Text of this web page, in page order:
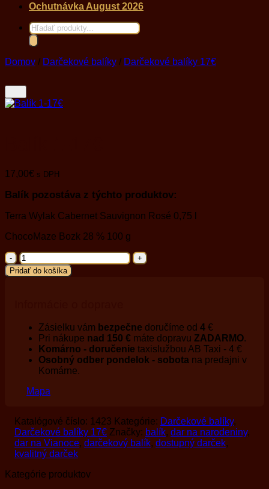
Ochutnávka August 2026
Products
search
Domov / Darčekové balíky / Darčekové balíky 17€
17,00€ s DPH
Balík pozostáva z týchto produktov:
Terra Wylak Cabernet Sauvignon Rosé 0,75 l
ChocoMaze Bozk 28 % 100 g
množstvo
Balík
1-
Pridať do košíka
Zásielku vám bezpečne doručíme od 4 €
Pri nákupe nad 150 € máte dopravu ZADARMO.
Komárno - doručenie taxislužbou AB Taxi - 4 €
Osobný odber pondelok - sobota na predajni v
Komárne.
Mapa
Katalógové číslo: 1423 Kategórie: Darčekové balíky,
Darčekové balíky 17€ Značky: balík, dar na narodeniny,
dar na Vianoce, darčekový balík, dostupný darček,
kvalitný darček
Kategórie produktov